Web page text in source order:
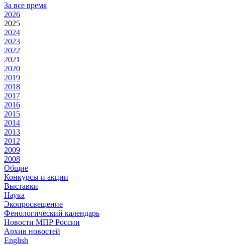
За все время
2026
2025
2024
2023
2022
2021
2020
2019
2018
2017
2016
2015
2014
2013
2012
2009
2008
Общие
Конкурсы и акции
Выставки
Наука
Экопросвещение
Фенологический календарь
Новости МПР России
Архив новостей
English